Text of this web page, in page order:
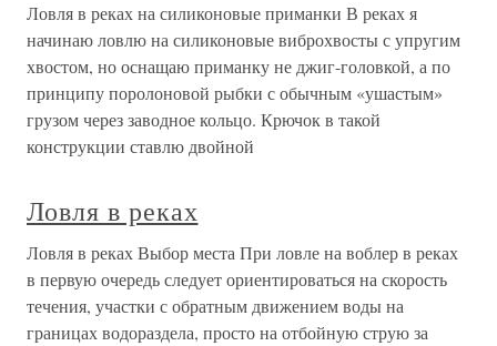
Ловля в реках на силиконовые приманки В реках я
начинаю ловлю на силиконовые виброхвосты с упругим
хвостом, но оснащаю приманку не джиг-головкой, а по
принципу поролоновой рыбки с обычным «ушастым»
грузом через заводное кольцо. Крючок в такой
конструкции ставлю двойной
Ловля в реках
Ловля в реках Выбор места При ловле на воблер в реках
в первую очередь следует ориентироваться на скорость
течения, участки с обратным движением воды на
границах водораздела, просто на отбойную струю за